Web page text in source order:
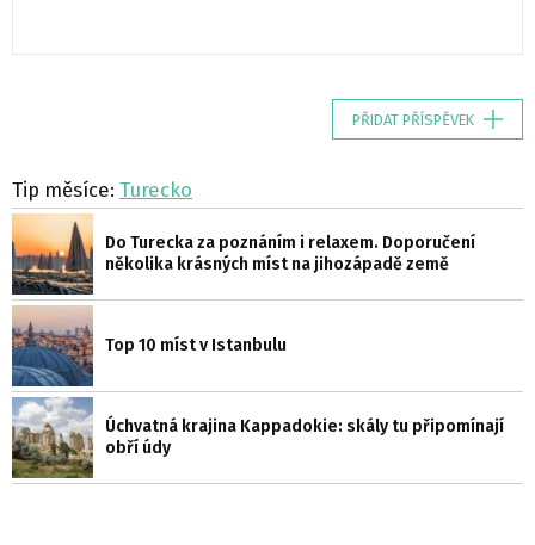
PŘIDAT PŘÍSPĚVEK
Tip měsíce: Turecko
Do Turecka za poznáním i relaxem. Doporučení
několika krásných míst na jihozápadě země
Top 10 míst v Istanbulu
Úchvatná krajina Kappadokie: skály tu připomínají
obří údy